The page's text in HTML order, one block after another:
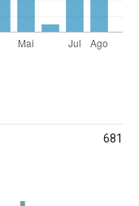
681